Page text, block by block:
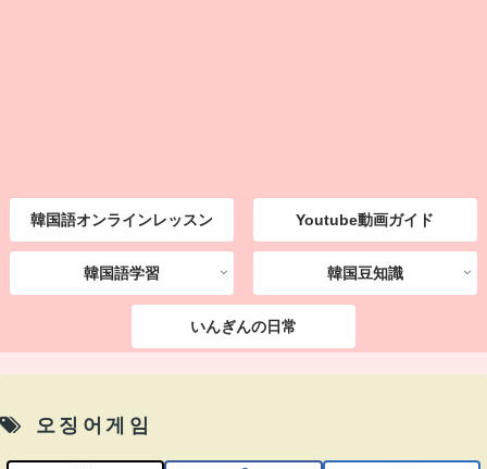
韓国語オンラインレッスン Youtube動画ガイド
韓国語学習 韓国豆知識
いんぎんの日常
오징어게임